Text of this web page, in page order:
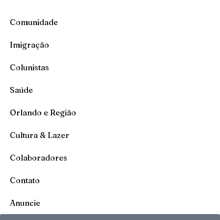
Comunidade
Imigração
Colunistas
Saúde
Orlando e Região
Cultura & Lazer
Colaboradores
Contato
Anuncie